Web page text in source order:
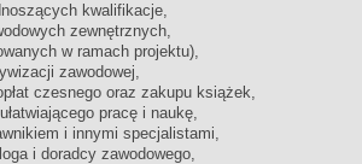
kwalifikacje,
zewnętrznych,
w ramach projektu),
zawodowej,
czesnego oraz zakupu książek,
pracę i naukę,
i innymi specjalistami,
i doradcy zawodowego,